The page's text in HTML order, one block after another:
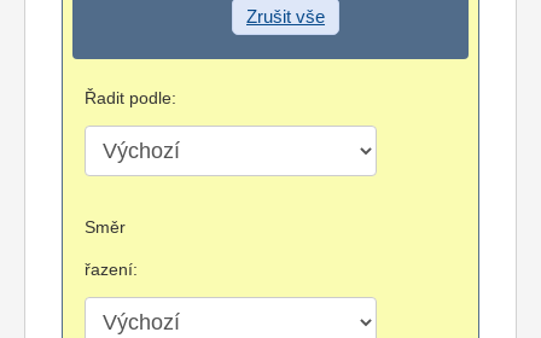
Zrušit vše
Řadit podle:
Směr
řazení: